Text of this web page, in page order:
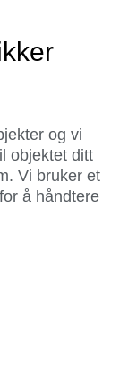
og vi
objektet ditt
Vi bruker et
å håndtere